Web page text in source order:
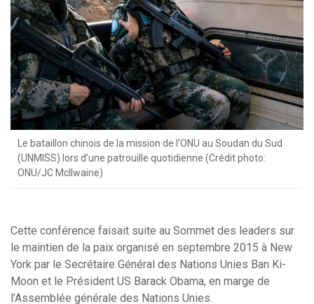
Le bataillon chinois de la mission de l’ONU au Soudan du Sud
(UNMISS) lors d’une patrouille quotidienne (Crédit photo:
ONU/JC McIlwaine)
Cette conférence faisait suite au Sommet des leaders sur
le maintien de la paix organisé en septembre 2015 à New
York par le Secrétaire Général des Nations Unies Ban Ki-
Moon et le Président US Barack Obama, en marge de
l’Assemblée générale des Nations Unies.